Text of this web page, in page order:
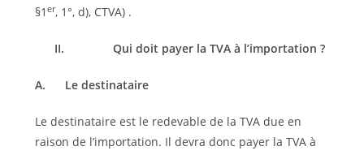
§1 er, 1°, d), CTVA) .
II. Qui doit payer la TVA à l’importation ?
A. Le destinataire
Le destinataire est le redevable de la TVA due en
raison de l’importation. Il devra donc payer la TVA à